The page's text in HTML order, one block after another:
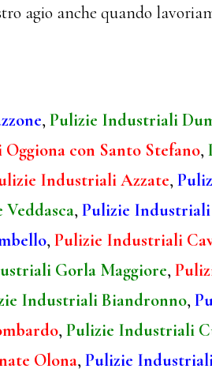
agio anche quando
, Pulizie Industriali
con Santo Stefano,
Industriali Azzate,
, Pulizie
, Pulizie Industriali
Gorla Maggiore,
Industriali Biandronno,
, Pulizie Industriali
Olona, Pulizie